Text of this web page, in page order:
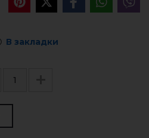
В закладки